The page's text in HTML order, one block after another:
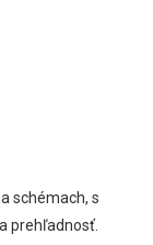
schémach, s
prehľadnosť.